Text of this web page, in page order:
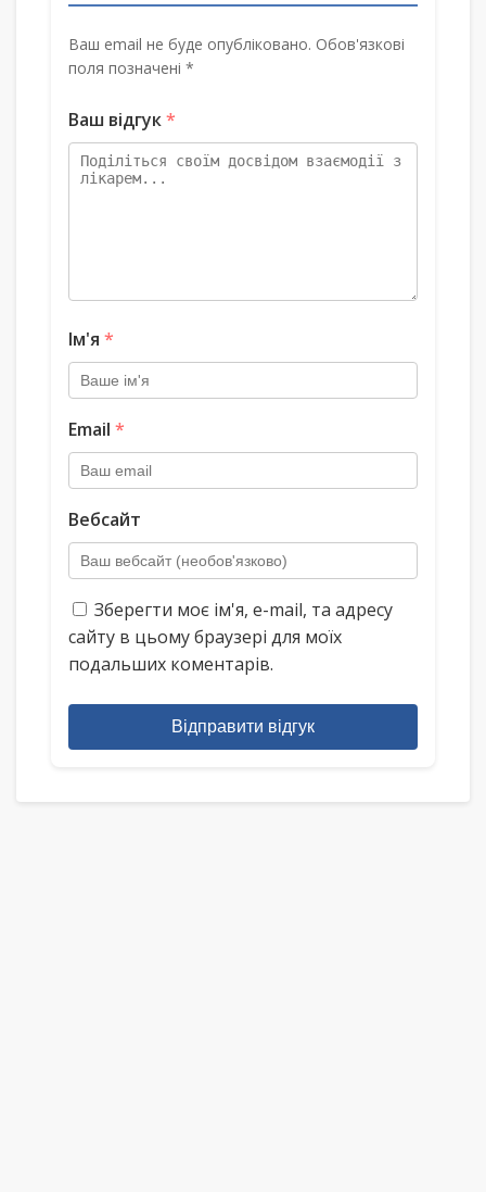
Ваш email не буде опубліковано. Обов'язкові
поля позначені *
Ваш відгук*
Ім'я *
Email *
Вебсайт
Зберегти моє ім'я, e-mail, та адресу
сайту в цьому браузері для моїх
подальших коментарів.
Відправити відгук